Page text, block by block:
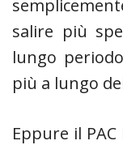
salire più
lungo
più a lungo
Eppure il